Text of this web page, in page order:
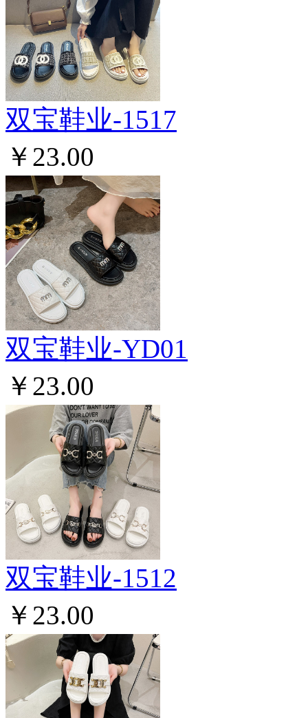
双宝鞋业-1517
￥23.00
双宝鞋业-YD01
￥23.00
双宝鞋业-1512
￥23.00